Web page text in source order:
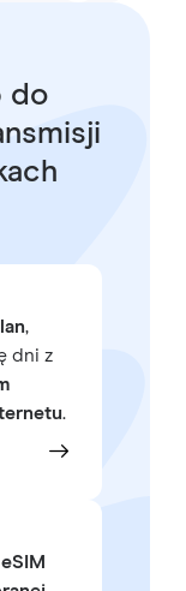
do
,
dni z
.